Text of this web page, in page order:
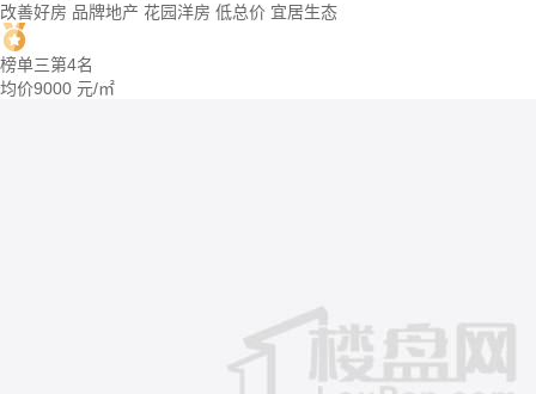
改善好房 品牌地产 花园洋房 低总价 宜居生态
榜单三第4名
均价9000 元/㎡